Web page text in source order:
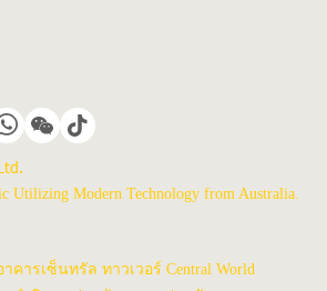
Utilizing Modern Technology from Australia.
คารเซ็นทรัล ทาวเวอร์ Central World